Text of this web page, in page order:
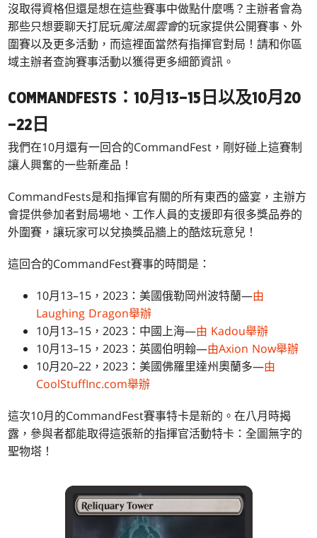
沒取得資格但還是想在這些賽事中做點什麼嗎？主辦者會為
那些只想要聊天打屁玩魔法風雲會的玩家提供公開賽事、外
圍賽以及更多活動，而這裡面當然有指揮官對局！請和你區
域主辦者查詢賽事活動以獲得更多細節資訊。
COMMANDFESTS：10月13–15日以及10月20
–22日
我們在10月還有一回合的CommandFest，剛好碰上這賽制
讓人興奮的一些新產品！
CommandFests是和指揮官有關的所有東西的盛宴，主辦方
會提供參加者對局場地、工作人員的支援即有很多獎品券的
外圍賽，讓玩家可以兌換獎品牆上的酷炫玩意兒！
這回合的CommandFest賽事的時間是：
10月13–15，2023：美國俄勒岡州波特蘭—由
Laughing Dragon舉辦
10月13–15，2023：中國上海—由 Kadou舉辦
10月13–15，2023：英國伯明翰—由Axion Now舉辦
10月20–22，2023：美國佛羅里達州奧蘭多—由
CoolStuffInc.com舉辦
這次10月的CommandFest賽事特卡是新的。在八月時揭
露，參與者都能取得這張新的指揮官活動特卡：全圖無字的
聖物塔！